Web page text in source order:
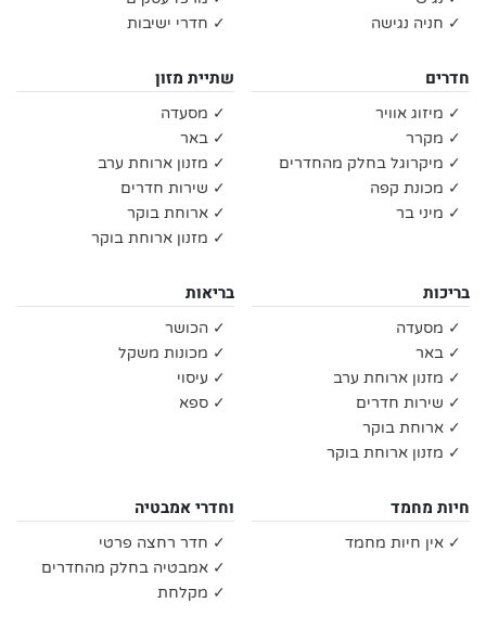
✓ חניה נגישה
✓ חדרי ישיבות
חדרים
✓ מיזוג אוויר
✓ מקרר
✓ מיקרוגל בחלק מהחדרים
✓ מכונת קפה
✓ מיני בר
שתיית מזון
✓ מסעדה
✓ באר
✓ מזנון ארוחת ערב
✓ שירות חדרים
✓ ארוחת בוקר
✓ מזנון ארוחת בוקר
בריכות
✓ מסעדה
✓ באר
✓ מזנון ארוחת ערב
✓ שירות חדרים
✓ ארוחת בוקר
✓ מזנון ארוחת בוקר
בריאות
✓ הכושר
✓ מכונות משקל
✓ עיסוי
✓ ספא
חיות מחמד
✓ אין חיות מחמד
וחדרי אמבטיה
✓ חדר רחצה פרטי
✓ אמבטיה בחלק מהחדרים
✓ מקלחת